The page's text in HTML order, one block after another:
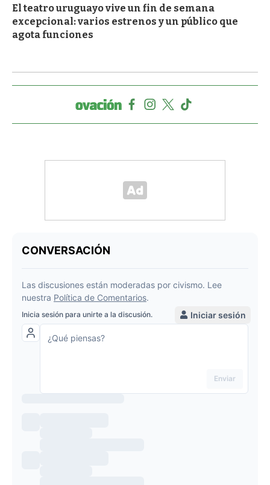
El teatro uruguayo vive un fin de semana
excepcional: varios estrenos y un público que
agota funciones